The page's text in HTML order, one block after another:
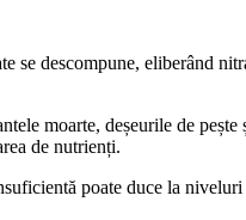
se descompune, eliberând
moarte, deșeurile de pește
de nutrienți.
poate duce la niveluri